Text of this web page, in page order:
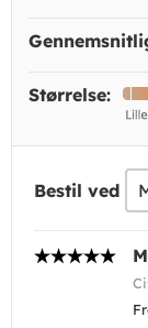
Størrelse:
Bestil ved